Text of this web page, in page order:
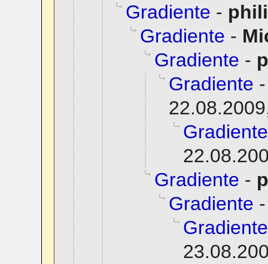
Gradiente -
Gradiente -
Gradiente -
Gradiente
Gradiente
Gradiente -
Gradiente
Gradiente